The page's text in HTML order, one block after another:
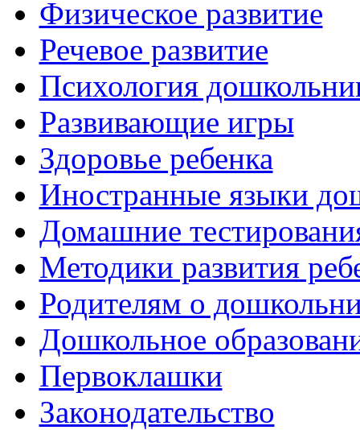
Физическое развитие
Речевое развитие
Психология
Развивающие игры
Здоровье ребенка
Иностранные языки
Домашние
Методики развития
Родителям о
Дошкольное
Первоклашки
Законодательство